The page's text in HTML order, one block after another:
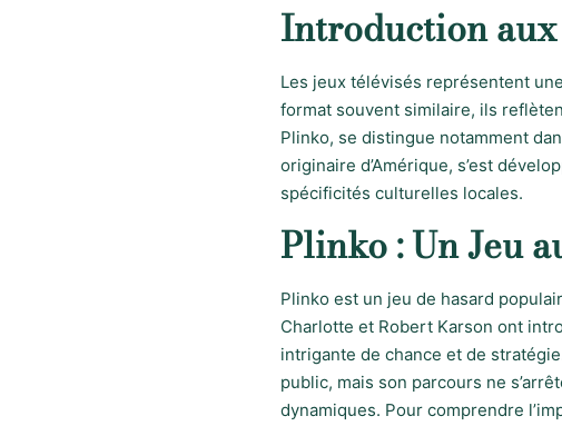
Introduction
Les jeux télévisés représentent
format souvent similaire, ils
Plinko, se distingue notamment
originaire d’Amérique, s’est
spécificités culturelles locales.
Plinko : Un Jeu
Plinko est un jeu de hasard
Charlotte et Robert Karson ont
intrigante de chance et de
public, mais son parcours ne
dynamiques. Pour comprendre